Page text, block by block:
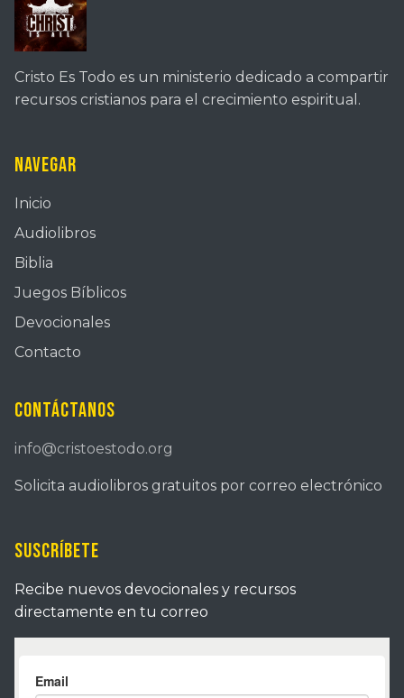
Cristo Es Todo es un ministerio dedicado a compartir
recursos cristianos para el crecimiento espiritual.
Navegar
Inicio
Audiolibros
Biblia
Juegos Bíblicos
Devocionales
Contacto
Contáctanos
info@cristoestodo.org
Solicita audiolibros gratuitos por correo electrónico
Suscríbete
Recibe nuevos devocionales y recursos
directamente en tu correo